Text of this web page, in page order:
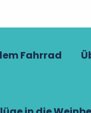
Fahrrad